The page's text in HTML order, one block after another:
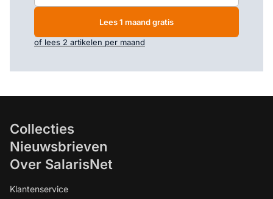
Lees 1 maand gratis
of lees 2 artikelen per maand
Collecties
Nieuwsbrieven
Over SalarisNet
Klantenservice